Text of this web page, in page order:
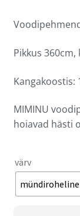
Pikkus
Kangakoostis:
MIMINU
hoiavad hästi
värv
mündiroheline